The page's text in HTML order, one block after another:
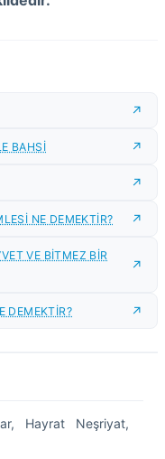
BAHSİ
NE DEMEKTİR?
VE BİTMEZ BİR
DEMEKTİR?
Hayrat Neşriyat,